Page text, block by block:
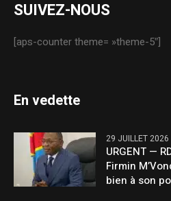
SUIVEZ-NOUS
[aps-counter theme= »theme-5″]
En vedette
29 JUILLET 2026
URGENT —
Firmin
bien à son